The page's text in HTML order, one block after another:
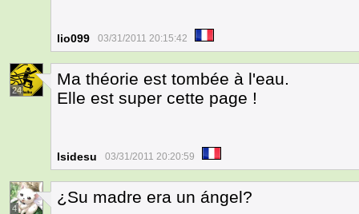
lio099 03/31/2011 20:15:42
24
Ma théorie est tombée à l'eau.
Elle est super cette page !
Isidesu 03/31/2011 20:20:59
4
¿Su madre era un ángel?